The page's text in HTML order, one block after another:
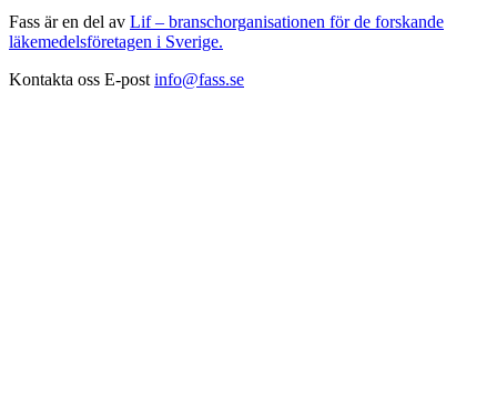
Fass är en del av Lif – branschorganisationen för de forskande
läkemedelsföretagen i Sverige.
Kontakta oss E-post info@fass.se